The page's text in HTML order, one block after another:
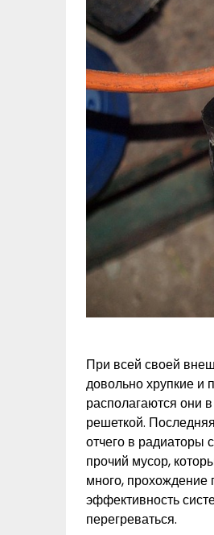
При всей своей
довольно хрупкие и
располагаются они
решеткой.
отчего в радиаторы
прочий мусор,
много, прохождение
эффективность
перегреваться.